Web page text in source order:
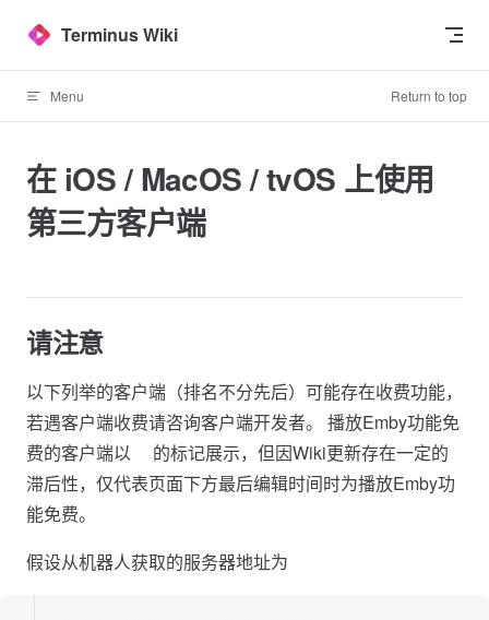
Skip to content
Terminus Wiki
Menu Return to top
在 iOS / MacOS / tvOS 上使用
第三方客户端
请注意
以下列举的客户端（排名不分先后）可能存在收费功能，
若遇客户端收费请咨询客户端开发者。 播放Emby功能免
费的客户端以🆓的标记展示，但因Wiki更新存在一定的
滞后性，仅代表页面下方最后编辑时间时为播放Emby功
能免费。
假设从机器人获取的服务器地址为